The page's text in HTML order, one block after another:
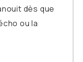
dès que
ou la